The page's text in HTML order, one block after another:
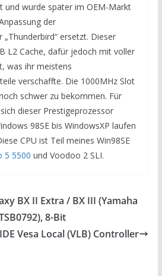
und wurde später im OEM-Markt
der
ersetzt. Dieser
L2 Cache, dafür jedoch mit voller
was ihr meistens
verschaffte. Die 1000MHz Slot
schwer zu bekommen. Für
dieser Prestigeprozessor
98SE bis WindowsXP laufen
CPU ist Teil meines Win98SE
5 5500 und Voodoo 2 SLI.
BX II Extra / BX III (Yamaha
8-Bit
Vesa Local (VLB) Controller